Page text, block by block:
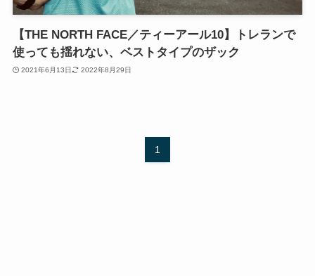
【THE NORTH FACE／ティーアール10】トレランで
使っても揺れない、ベストタイプのザック
2021年6月13日 2022年8月29日
1